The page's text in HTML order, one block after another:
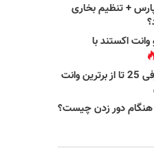
+ تنظیم بخاری
وانت اکستند با
بهترین وانت ها در ایران: معرفی 25 تا از برترین وانت
دور زدن چیست؟